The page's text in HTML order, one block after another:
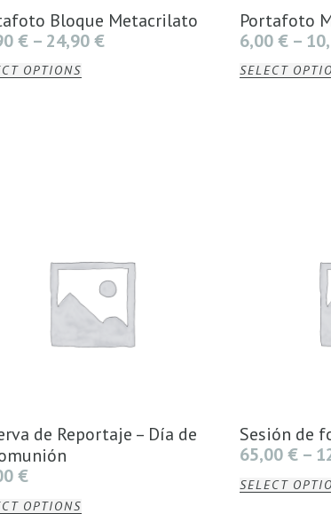
Bloque Metacrilato
€ – 24,90€
OPTIONS
Portafoto
6,00€–
SELECT
de Reportaje – Día de
€
OPTIONS
Sesión de
65,00€–
SELECT